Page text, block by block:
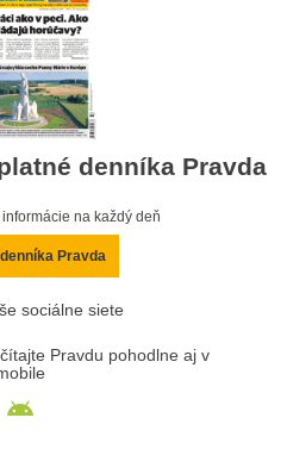
denníka Pravda
na každý deň
Pravda
sociálne siete
Pravdu pohodlne aj v